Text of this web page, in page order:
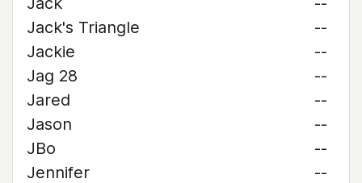
Jack's Triangle
--
Jackie
--
Jag 28
--
Jared
--
Jason
--
JBo
--
Jennifer
--